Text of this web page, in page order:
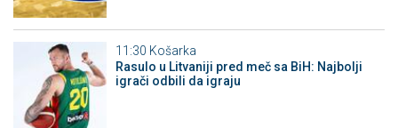
11:30 Košarka
Rasulo u Litvaniji pred meč sa BiH: Najbolji
igrači odbili da igraju